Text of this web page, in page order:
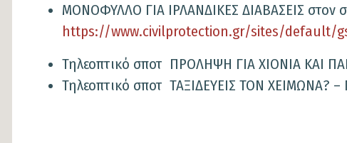
ΜΟΝΟΦΥΛΛΟ ΓΙΑ ΙΡΛΑΝΔΙΚΕΣ ΔΙΑΒΑΣΕΙΣ στον
https://www.civilprotection.gr/sites/default/
Τηλεοπτικό σποτ ΠΡΟΛΗΨΗ ΓΙΑ ΧΙΟΝΙΑ ΚΑΙ
Τηλεοπτικό σποτ ΤΑΞΙΔΕΥΕΙΣ ΤΟΝ ΧΕΙΜΩΝΑ?